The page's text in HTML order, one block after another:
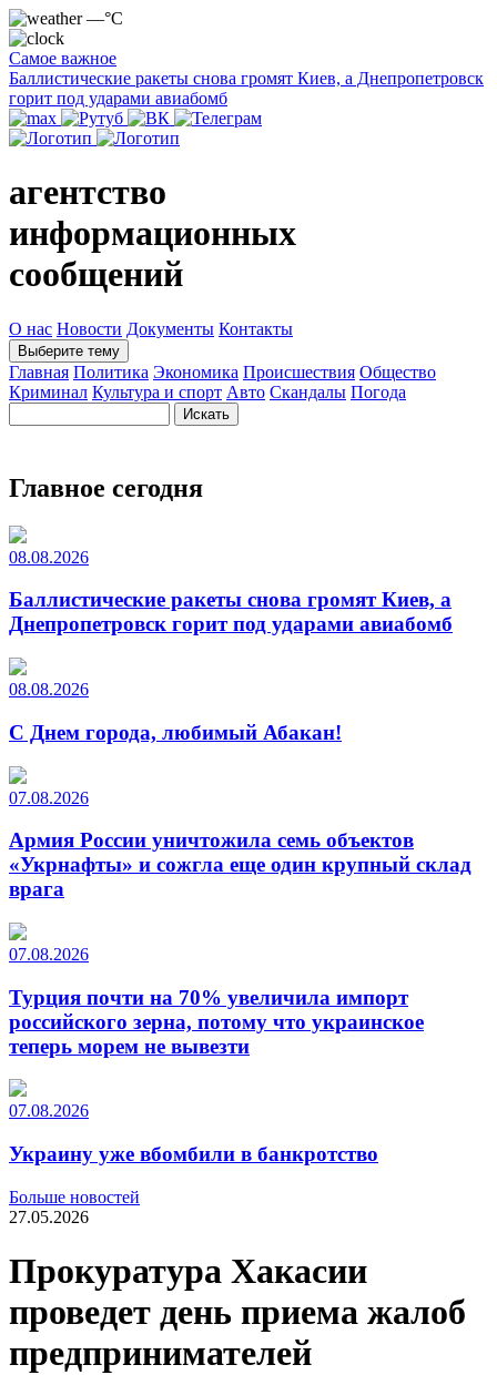
—°C
Самое важное
Баллистические ракеты снова громят Киев, а Днепропетровск
горит под ударами авиабомб
агентство
информационных
сообщений
О нас Новости Документы Контакты
Выберите тему
Главная Политика Экономика Происшествия Общество
Криминал Культура и спорт Авто Скандалы Погода
Главное сегодня
08.08.2026
Баллистические ракеты снова громят Киев, а
Днепропетровск горит под ударами авиабомб
08.08.2026
С Днем города, любимый Абакан!
07.08.2026
Армия России уничтожила семь объектов
«Укрнафты» и сожгла еще один крупный склад
врага
07.08.2026
Турция почти на 70% увеличила импорт
российского зерна, потому что украинское
теперь морем не вывезти
07.08.2026
Украину уже вбомбили в банкротство
Больше новостей
27.05.2026
Прокуратура Хакасии
проведет день приема жалоб
предпринимателей